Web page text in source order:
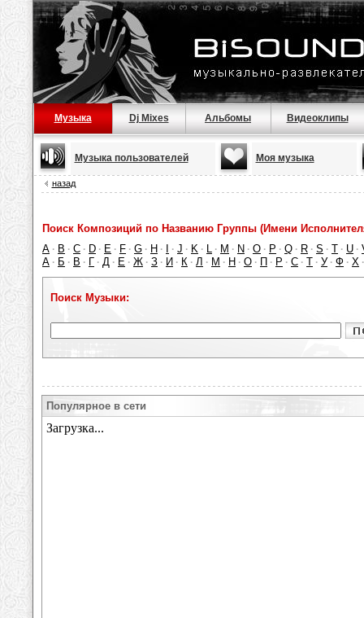
Музыка Dj Mixes Альбомы Видеоклипы
Музыка пользователей Моя музыка
назад
Поиск Композиций по Названию Группы (Имени
A · B · C · D · E · F · G · H · · J · K · L · M · N · O · P · Q · R · S · T · U ·
А · Б · В · Г · Д · Е · Ж · З · И · К · Л · М · Н · О · П · Р · С · Т · У · Ф · Х
Поиск Музыки:
Популярное в сети